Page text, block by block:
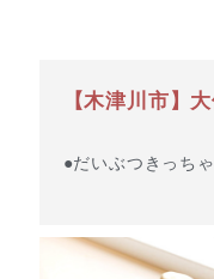
【木津川市】
●だいぶつきっちゃ